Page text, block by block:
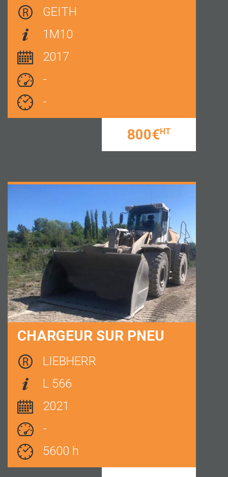
GEITH
1M10
2017
-
-
800€HT
CHARGEUR SUR PNEU
LIEBHERR
L 566
2021
-
5600 h